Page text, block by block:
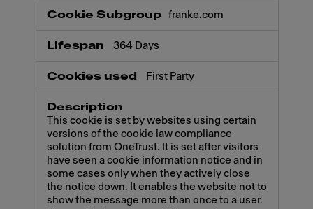
franke.com
364 Days
First Party
This cookie is set by websites using certain
versions of the cookie law compliance
solution from OneTrust. It is set after visitors
have seen a cookie information notice and in
some cases only when they actively close
the notice down. It enables the website not to
show the message more than once to a user.